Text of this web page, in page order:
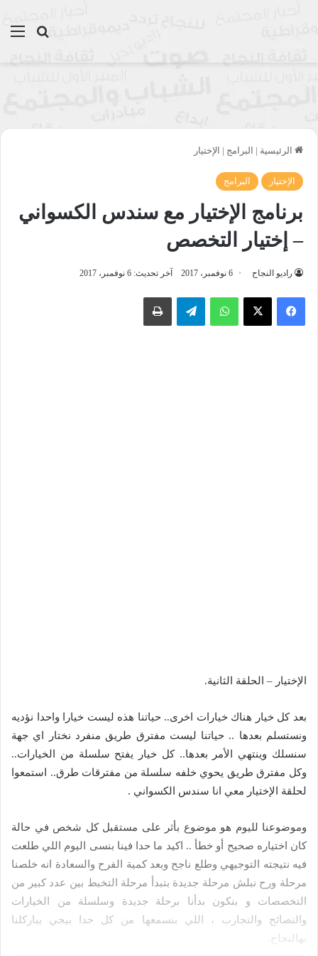
بحث
الرئيسية | البرامج | الإختيار
الإختيار البرامج
برنامج الإختيار مع سندس الكسواني
– إختيار التخصص
راديو النجاح 6 نوفمبر، 2017 آخر تحديث: 6 نوفمبر، 2017
واتساب تيلقرام طباعة
الإختيار – الحلقة الثانية.
بعد كل خيار هناك خيارات اخرى.. حياتنا هذه ليست خيارا واحدا نؤديه
ونستسلم بعدها .. حياتنا ليست مفترق طريق منفرد نختار اي جهة
سنسلك وينتهي الأمر بعدها.. كل خيار يفتح سلسلة من الخيارات..
وكل مفترق طريق يحوي خلفه سلسلة من مفترقات طرق.. استمعوا
لحلقة الإختيار معي انا سندس الكسواني .
وموضوعنا لليوم هو موضوع بأثر على مستقبل كل شخص في حالة
كان اختياره صحيح أو خطأ .. اكيد ما حدا فينا بنسى اليوم اللي طلعت
فيه نتيجته التوجيهي وطلع ناجح وبعد كمية الفرح والسعادة انه خلصنا
مرحلة ورح نبلش مرحلة جديدة بتبدأ مرحلة التخبط بين عدد كبير من
التخصصات و بنكون بدأنا برحلة جديدة وسلسلة من الخيارات
والنصائح والتجارب ، اللي بنسمعها من كل حدا بيجي يباركلنا
بهالنجاح.